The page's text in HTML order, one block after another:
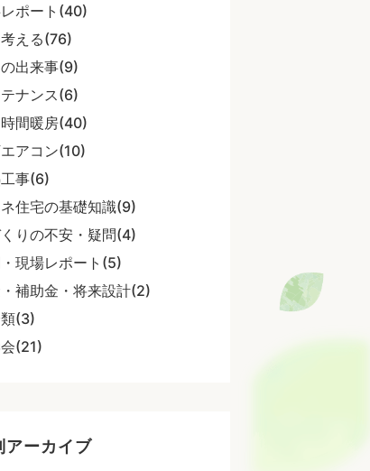
ポート(40)
える(76)
出来事(9)
ナンス(6)
時間暖房(40)
アコン(10)
事(6)
住宅の基礎知識(9)
りの不安・疑問(4)
現場レポート(5)
補助金・将来設計(2)
(3)
(21)
アーカイブ